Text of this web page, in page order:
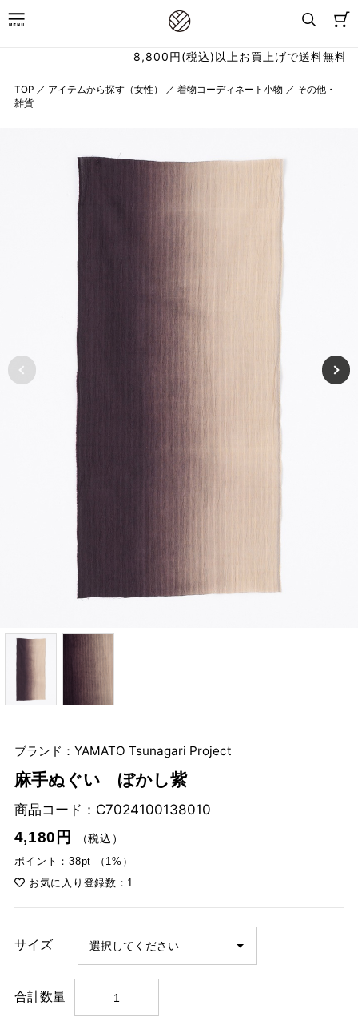
8,800円(税込)以上お買上げで送料無料
TOP ／ アイテムから探す（女性） ／ 着物コーディネート小物 ／ その他・
雑貨
ブランド：YAMATO Tsunagari Project
麻手ぬぐい ぼかし紫
商品コード： C7024100138010
4,180円
（税込）
ポイント：38pt （1%）
お気に入り登録数：1
サイズ
合計数量